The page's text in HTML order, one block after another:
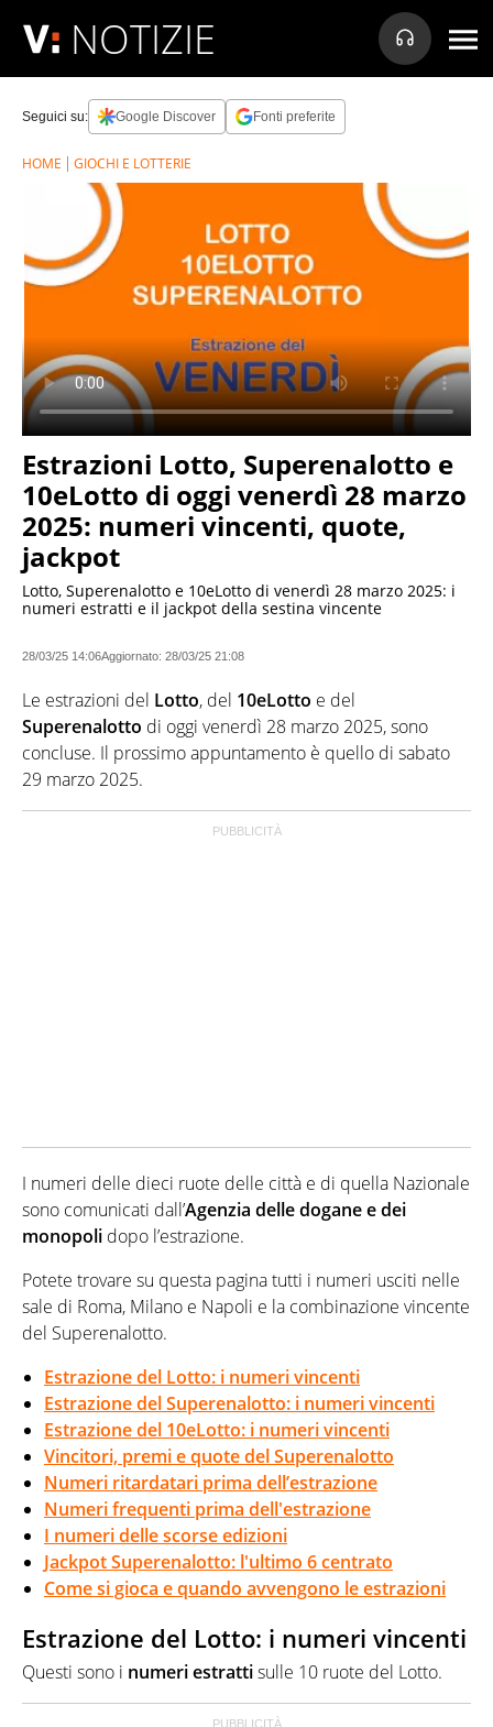
NOTIZIE
Seguici su: Google Discover Fonti preferite
HOME GIOCHI E LOTTERIE
Estrazioni Lotto, Superenalotto e
10eLotto di oggi venerdì 28 marzo
2025: numeri vincenti, quote,
jackpot
Lotto, Superenalotto e 10eLotto di venerdì 28 marzo 2025: i
numeri estratti e il jackpot della sestina vincente
28/03/25 14:06Aggiornato: 28/03/25 21:08
Le estrazioni del Lotto, del 10eLotto e del
Superenalotto di oggi venerdì 28 marzo 2025, sono
concluse. Il prossimo appuntamento è quello di sabato
29 marzo 2025.
I numeri delle dieci ruote delle città e di quella Nazionale
sono comunicati dall’Agenzia delle dogane e dei
monopoli dopo l’estrazione.
Potete trovare su questa pagina tutti i numeri usciti nelle
sale di Roma, Milano e Napoli e la combinazione vincente
del Superenalotto.
Estrazione del Lotto: i numeri vincenti
Estrazione del Superenalotto: i numeri vincenti
Estrazione del 10eLotto: i numeri vincenti
Vincitori, premi e quote del Superenalotto
Numeri ritardatari prima dell’estrazione
Numeri frequenti prima dell'estrazione
I numeri delle scorse edizioni
Jackpot Superenalotto: l'ultimo 6 centrato
Come si gioca e quando avvengono le estrazioni
Estrazione del Lotto: i numeri vincenti
Questi sono i numeriestrattisulle 10 ruote del Lotto.